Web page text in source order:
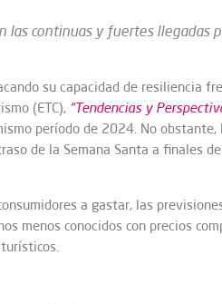
las continuas y fuertes llegadas
su capacidad de resiliencia
(ETC), “Tendencias y
período de 2024. No obstante,
de la Semana Santa a finales
a gastar, las
menos conocidos con precios